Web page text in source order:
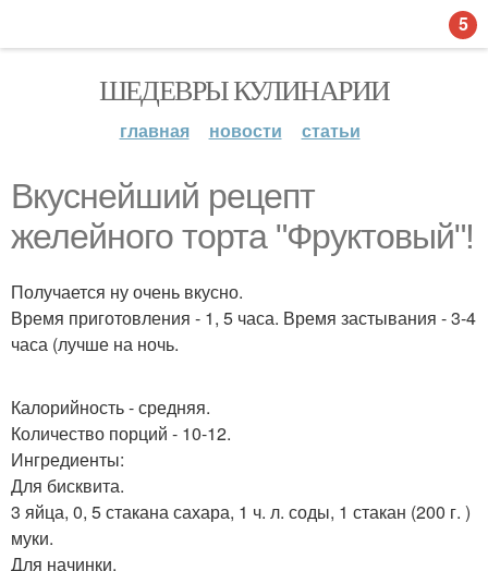
ШЕДЕВРЫ КУЛИНАРИИ
главная новости статьи
Вкуснейший рецепт
желейного торта "Фруктовый"!
Получается ну очень вкусно.
Время приготовления - 1, 5 часа. Время застывания - 3-4
часа (лучше на ночь.
Калорийность - средняя.
Количество порций - 10-12.
Ингредиенты:
Для бисквита.
3 яйца, 0, 5 стакана сахара, 1 ч. л. соды, 1 стакан (200 г. )
муки.
Для начинки.
5